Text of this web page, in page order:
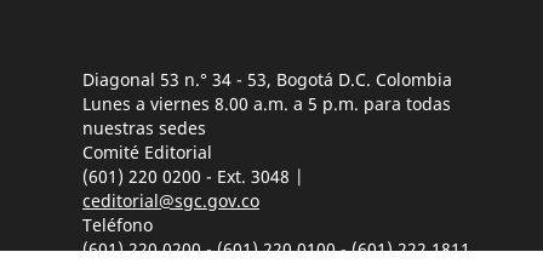
Diagonal 53 n.° 34 - 53, Bogotá D.C. Colombia
Lunes a viernes 8.00 a.m. a 5 p.m. para todas
nuestras sedes
Comité Editorial
(601) 220 0200 - Ext. 3048 |
ceditorial@sgc.gov.co
Teléfono
(601) 220 0200 - (601) 220 0100 - (601) 222 1811